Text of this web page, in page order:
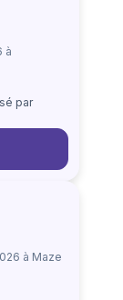
à
par
à Maze